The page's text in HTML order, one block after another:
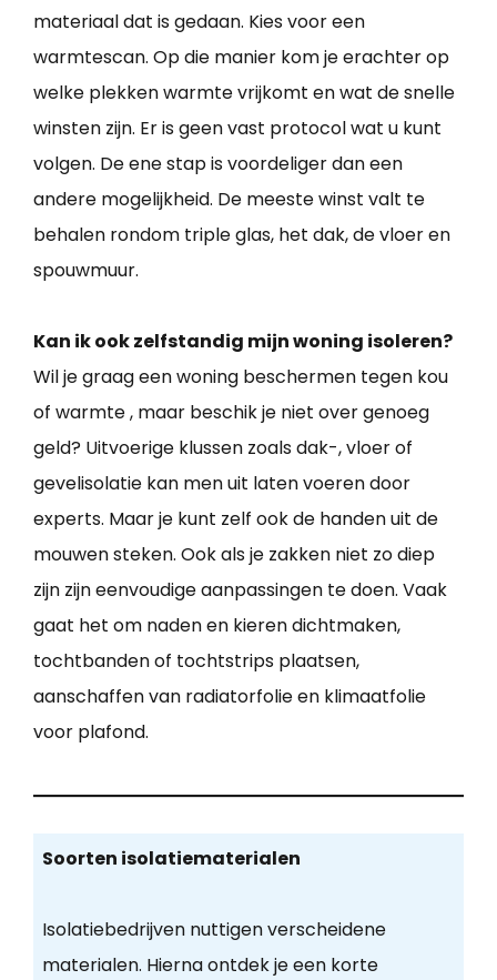
materiaal dat is gedaan. Kies voor een
warmtescan. Op die manier kom je erachter op
welke plekken warmte vrijkomt en wat de snelle
winsten zijn. Er is geen vast protocol wat u kunt
volgen. De ene stap is voordeliger dan een
andere mogelijkheid. De meeste winst valt te
behalen rondom triple glas, het dak, de vloer en
spouwmuur.
Kan ik ook zelfstandig mijn woning isoleren?
Wil je graag een woning beschermen tegen kou
of warmte , maar beschik je niet over genoeg
geld? Uitvoerige klussen zoals dak-, vloer of
gevelisolatie kan men uit laten voeren door
experts. Maar je kunt zelf ook de handen uit de
mouwen steken. Ook als je zakken niet zo diep
zijn zijn eenvoudige aanpassingen te doen. Vaak
gaat het om naden en kieren dichtmaken,
tochtbanden of tochtstrips plaatsen,
aanschaffen van radiatorfolie en klimaatfolie
voor plafond.
Soorten isolatiematerialen
Isolatiebedrijven nuttigen verscheidene
materialen. Hierna ontdek je een korte